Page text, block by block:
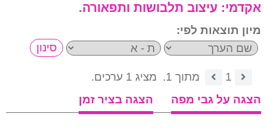
אקדמי: עיצוב תלבושות ותפאורה.
מיון תוצאות לפי:
1 מתוך 1.
מציג 1 ערכים.
הצגה על גבי מפה
הצגה בציר זמן